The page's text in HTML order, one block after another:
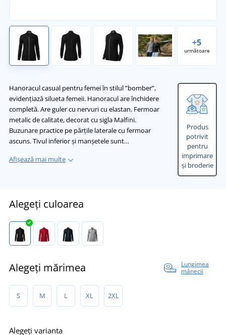
+5
următoare
Hanoracul casual pentru femei în stilul ”bomber”,
evidențiază silueta femeii. Hanoracul are închidere
completă. Are guler cu nervuri cu elastan. Fermoar
metalic de calitate, decorat cu sigla Malfini.
Buzunare practice pe părțile laterale cu fermoar
ascuns. Tivul inferior și manșetele sunt…
Afișează mai multe
Produs
potrivit
pentru
imprimare
și broderie
Alegeți culoarea
Alegeți mărimea
Lungimea
mânecii
S M L XL 2XL
Alegeți varianta